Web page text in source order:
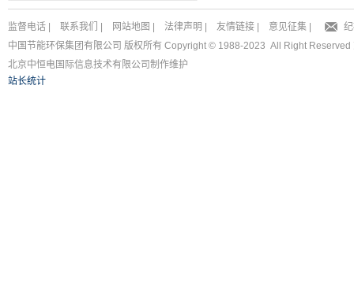
监督电话 联系我们 网站地图 法律声明 友情链接 意见征集
中国节能环保集团有限公司 版权所有 Copyright © 1988-2023 All Right Reserved
北京中恒电国际信息技术有限公司 制作维护
站长统计